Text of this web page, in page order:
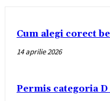
Cum alegi corect
14 aprilie 2026
Permis categoria